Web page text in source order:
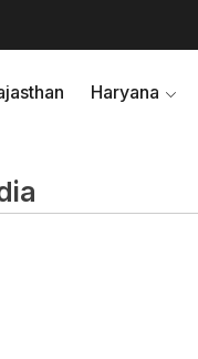
Haryana